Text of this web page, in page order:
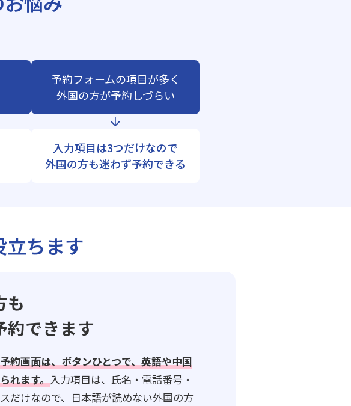
予約フォームの項目が多く
外国の方が予約しづらい
入力項目は3つだけなので
外国の方も迷わず予約できる
立ちます
も
約できます
約画面は、ボタンひとつで、英語や中国
れます。入力項目は、氏名・電話番号・
だけなので、日本語が読めない外国の方